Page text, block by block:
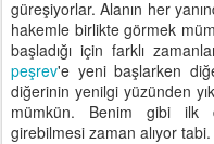
güreşiyorlar. Alanın her
hakemle birlikte görmek
başladığı için farklı
peşrev'e yeni başlarken
diğerinin yenilgi yüzünden
mümkün. Benim gibi ilk
girebilmesi zaman alıyor tabi.